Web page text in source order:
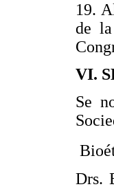
19.
de
VI.
Se

Drs.